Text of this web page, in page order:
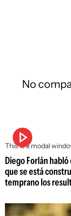
This is a modal
No
Diego Forlán
que se está
temprano los